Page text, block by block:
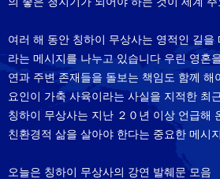
여러 해 동안 칭하이 무상사는 영적인 길을
라는 메시지를 나누고 있습니다 우린 영혼
연과 주변 존재들을 돌보는 책임도 함께 해
요인이 가축 사육이라는 사실을 지적한 최
칭하이 무상사는 지난 ２０년 이상 언급해
친환경적 삶을 살아야 한다는 중요한 메시
오늘은 칭하이 무상사의 강연 발췌문 모음